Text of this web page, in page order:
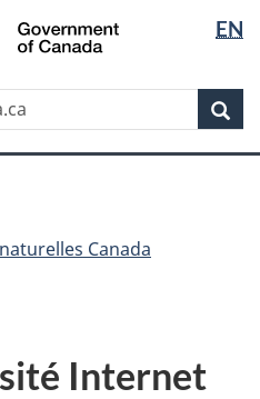
Passer
au
principal
Passer
à
sujet
du
gouvernement »
Passer
à
version
HTML
simplifiée
la
langue
EN
Canada
Internet